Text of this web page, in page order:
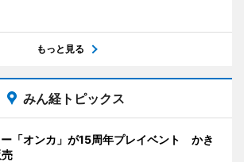
もっと見る
みん経トピックス
「オンカ」が15周年プレイベント かき